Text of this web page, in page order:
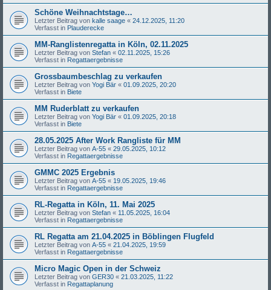
Schöne Weihnachtstage…
Letzter Beitrag von kalle saage « 24.12.2025, 11:20
Verfasst in Plauderecke
MM-Ranglistenregatta in Köln, 02.11.2025
Letzter Beitrag von Stefan « 02.11.2025, 15:26
Verfasst in Regattaergebnisse
Grossbaumbeschlag zu verkaufen
Letzter Beitrag von Yogi Bär « 01.09.2025, 20:20
Verfasst in Biete
MM Ruderblatt zu verkaufen
Letzter Beitrag von Yogi Bär « 01.09.2025, 20:18
Verfasst in Biete
28.05.2025 After Work Rangliste für MM
Letzter Beitrag von A-55 « 29.05.2025, 10:12
Verfasst in Regattaergebnisse
GMMC 2025 Ergebnis
Letzter Beitrag von A-55 « 19.05.2025, 19:46
Verfasst in Regattaergebnisse
RL-Regatta in Köln, 11. Mai 2025
Letzter Beitrag von Stefan « 11.05.2025, 16:04
Verfasst in Regattaergebnisse
RL Regatta am 21.04.2025 in Böblingen Flugfeld
Letzter Beitrag von A-55 « 21.04.2025, 19:59
Verfasst in Regattaergebnisse
Micro Magic Open in der Schweiz
Letzter Beitrag von GER30 « 21.03.2025, 11:22
Verfasst in Regattaplanung